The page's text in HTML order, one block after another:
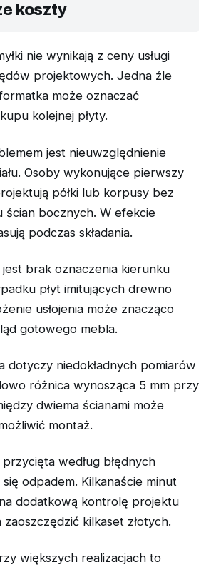
koszty
nie wynikają z ceny usługi
projektowych. Jedna źle
może oznaczać
kolejnej płyty.
jest nieuwzględnienie
Osoby wykonujące pierwszy
półki lub korpusy bez
ścian bocznych. W efekcie
podczas składania.
jest brak oznaczenia kierunku
płyt imitujących drewno
usłojenia może znacząco
gotowego mebla.
dotyczy niedokładnych pomiarów
różnica wynosząca 5 mm przy
dwiema ścianami może
montaż.
przycięta według błędnych
odpadem. Kilkanaście minut
dodatkową kontrolę projektu
kilkaset złotych.
większych realizacjach to